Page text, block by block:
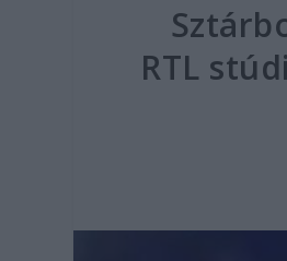
RTL